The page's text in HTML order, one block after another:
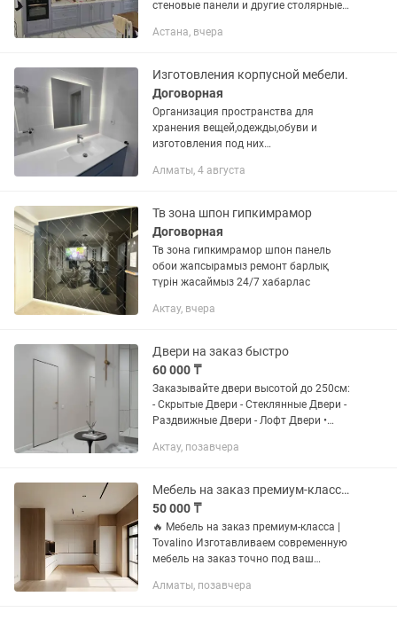
стеновые панели и другие столярные
материалами лдсп, мдф, шпон и т.д.
Астана, вчера
Изготовления корпусной мебели.
Договорная
Организация пространства для
хранения вещей,одежды,обуви и
изготовления под них
индивидуальному заказу, любой
материалы...
Алматы, 4 августа
Тв зона шпон гипкимрамор
Договорная
Тв зона гипкимрамор шпон панель
обои жапсырамыз ремонт барлық
түрін жасаймыз 24/7 хабарлас
Актау, вчера
Двери на заказ быстро
60 000 ₸
Заказывайте двери высотой до 250см:
- Скрытые Двери - Стеклянные Двери -
Раздвижные Двери - Лофт Двери •
древесины сосны. • Покрытие двери
Актау, позавчера
Мебель на заказ премиум-класса Tovalino
50 000 ₸
🔥 Мебель на заказ премиум-класса |
Tovalino Изготавливаем современную
мебель на заказ точно под ваш
делаем: ✔ Кухни на заказ ✔ Шкафы,
Алматы, позавчера